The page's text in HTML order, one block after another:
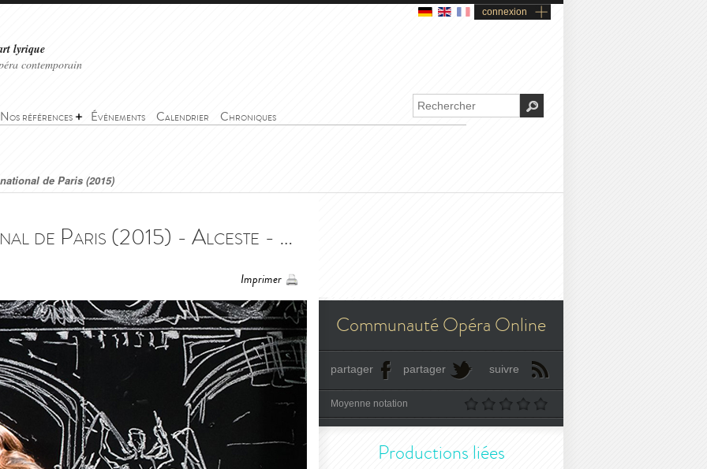
connexion
lyrique
contemporain
Nos références Événements Calendrier Chroniques
de Paris (2015)
Alceste - Opéra national de Paris (2015) - Alceste - Opéra national de Paris (2015)
Imprimer
Communauté Opéra Online
partager partager suivre
Moyenne notation
Productions liées